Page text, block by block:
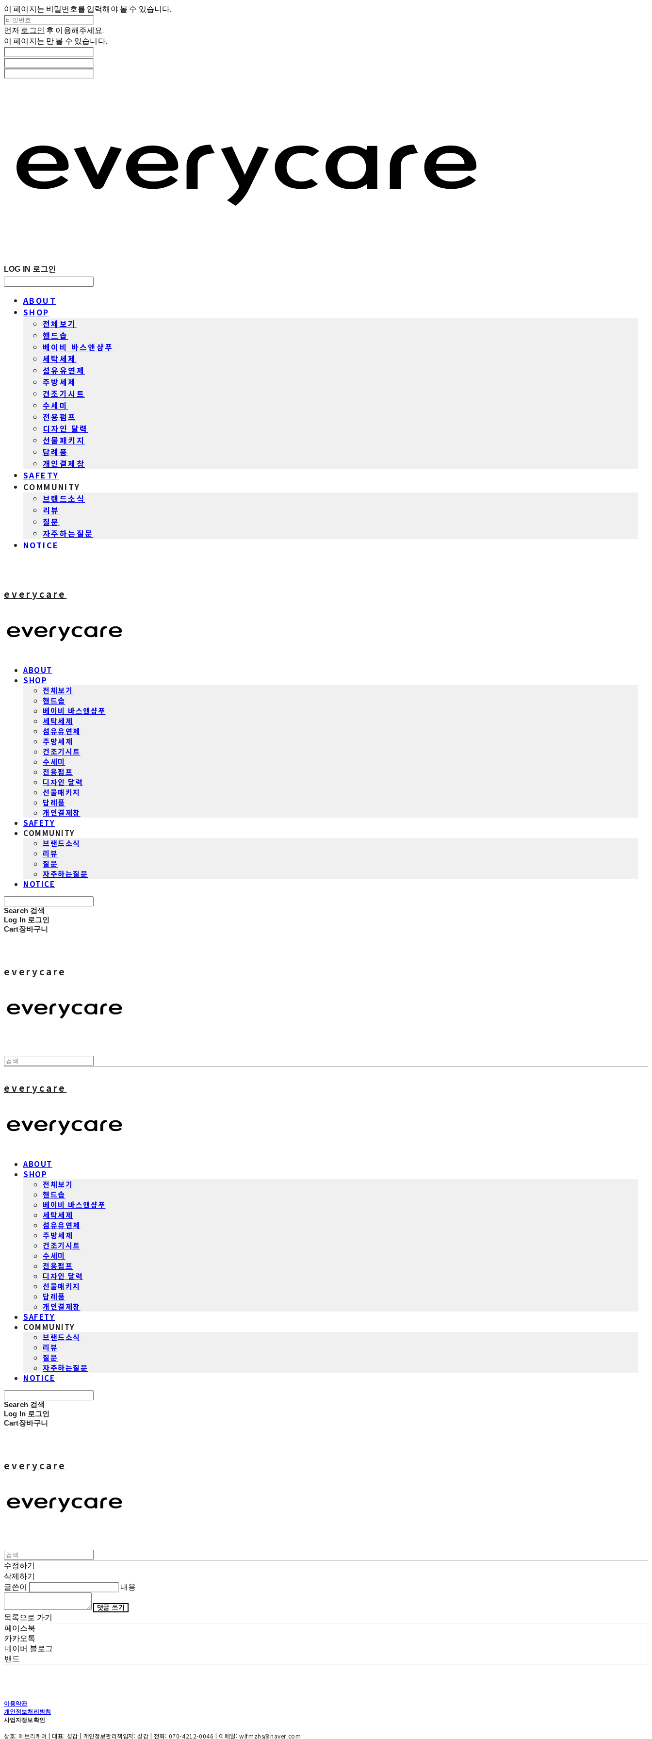
이 페이지는 비밀번호를 입력해야 볼 수 있습니다.
먼저 로그인 후 이용해주세요.
이 페이지는 만 볼 수 있습니다.
LOG IN 로그인
ABOUT
SHOP
전체보기
핸드솝
베이비 바스앤샴푸
세탁세제
섬유유연제
주방세제
건조기시트
수세미
전용펌프
디자인 달력
선물패키지
답례품
개인결제창
SAFETY
COMMUNITY
브랜드소식
리뷰
질문
자주하는질문
NOTICE
everycare
ABOUT
SHOP
전체보기
핸드솝
베이비 바스앤샴푸
세탁세제
섬유유연제
주방세제
건조기시트
수세미
전용펌프
디자인 달력
선물패키지
답례품
개인결제창
SAFETY
COMMUNITY
브랜드소식
리뷰
질문
자주하는질문
NOTICE
Search 검색
Log In 로그인
Cart장바구니
everycare
everycare
ABOUT
SHOP
전체보기
핸드솝
베이비 바스앤샴푸
세탁세제
섬유유연제
주방세제
건조기시트
수세미
전용펌프
디자인 달력
선물패키지
답례품
개인결제창
SAFETY
COMMUNITY
브랜드소식
리뷰
질문
자주하는질문
NOTICE
Search 검색
Log In 로그인
Cart장바구니
everycare
수정하기
삭제하기
글쓴이
내용
댓글 쓰기
목록으로 가기
페이스북
카카오톡
네이버 블로그
밴드
이용약관
개인정보처리방침
사업자정보확인
상호: 에브리케어 | 대표: 성갑 | 개인정보관리책임자: 성갑 | 전화: 070-4212-0046 | 이메일: wlfmzhs@naver.com